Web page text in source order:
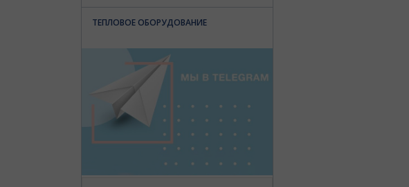
ТЕПЛОВОЕ ОБОРУДОВАНИЕ